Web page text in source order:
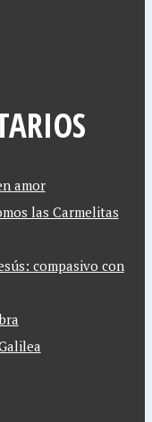
amor
las Carmelitas
compasivo con